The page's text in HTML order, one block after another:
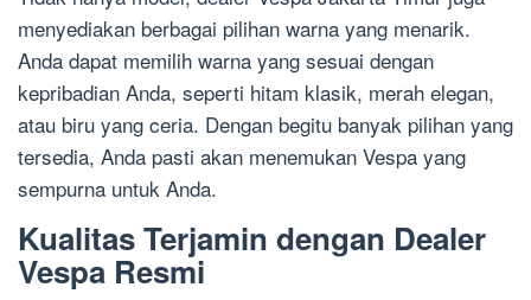
menyediakan berbagai pilihan warna yang menarik.
Anda dapat memilih warna yang sesuai dengan
kepribadian Anda, seperti hitam klasik, merah elegan,
atau biru yang ceria. Dengan begitu banyak pilihan yang
tersedia, Anda pasti akan menemukan Vespa yang
sempurna untuk Anda.
Kualitas Terjamin dengan Dealer
Vespa Resmi